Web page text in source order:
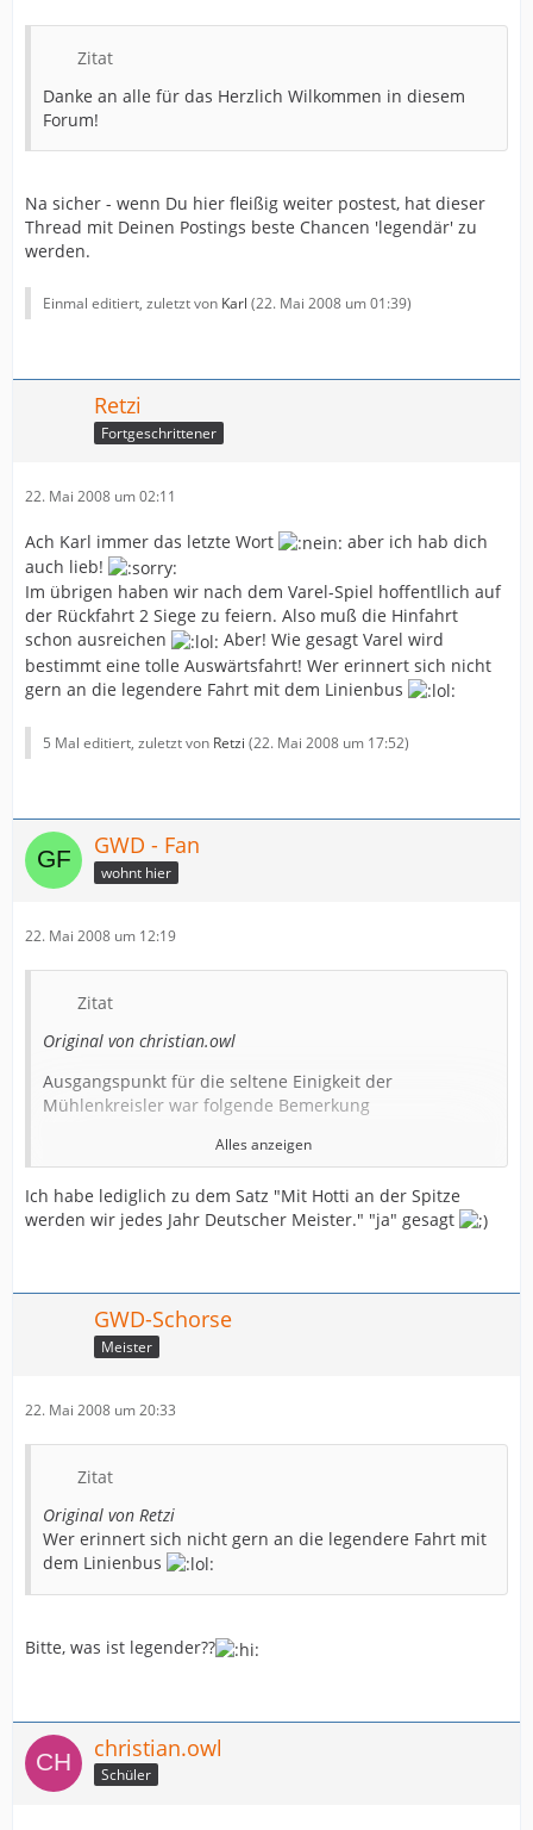
Zitat
Danke an alle für das Herzlich Wilkommen in diesem
Forum!
Na sicher - wenn Du hier fleißig weiter postest, hat dieser
Thread mit Deinen Postings beste Chancen 'legendär' zu
werden.
Einmal editiert, zuletzt von Karl (22. Mai 2008 um 01:39)
Retzi
Fortgeschrittener
22. Mai 2008 um 02:11
Ach Karl immer das letzte Wort
aber ich hab dich
auch lieb!
Im übrigen haben wir nach dem Varel-Spiel hoffentllich auf
der Rückfahrt 2 Siege zu feiern. Also muß die Hinfahrt
schon ausreichen
Aber! Wie gesagt Varel wird
bestimmt eine tolle Auswärtsfahrt! Wer erinnert sich nicht
gern an die legendere Fahrt mit dem Linienbus
5 Mal editiert, zuletzt von Retzi (22. Mai 2008 um 17:52)
GWD - Fan
wohnt hier
22. Mai 2008 um 12:19
Zitat
Original von christian.owl
Ausgangspunkt für die seltene Einigkeit der
Mühlenkreisler war folgende Bemerkung
Sehr schön, dass Dankersenfans gibt, die sich für eine
SG Ostwestfalen-Lippe mit Spielort Herford begeistern
können. Hätte ich nicht für möglich gehalten! Jetzt
Gerry Weber Stadion ausweichen. Da der Standort Halle
für ein solches Trio nicht genügend Zuschauerkapazität
Herford ist dafür genau der richtige Standort.
Die geballte Ostwestfalenkraft würde auch in die
Lemgo/Lübbecke/Minden >> SG Ostwestfalen-Lippe
Alles anzeigen
Ich habe lediglich zu dem Satz "Mit Hotti an der Spitze
werden wir jedes Jahr Deutscher Meister." "ja" gesagt
GWD-Schorse
Meister
22. Mai 2008 um 20:33
Zitat
Original von Retzi
Wer erinnert sich nicht gern an die legendere Fahrt mit
dem Linienbus
Bitte, was ist legender??
christian.owl
Schüler